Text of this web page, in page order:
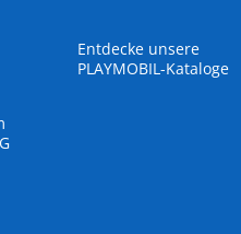
Entdecke unsere
PLAYMOBIL-Kataloge